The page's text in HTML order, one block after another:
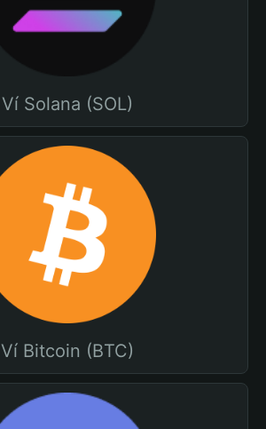
Ví Solana (SOL)
Ví Bitcoin (BTC)